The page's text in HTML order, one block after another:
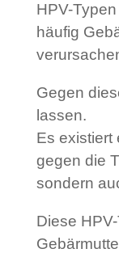
HPV-
häufig
Gegen
lassen.
Es existiert
gegen die
sondern
Diese